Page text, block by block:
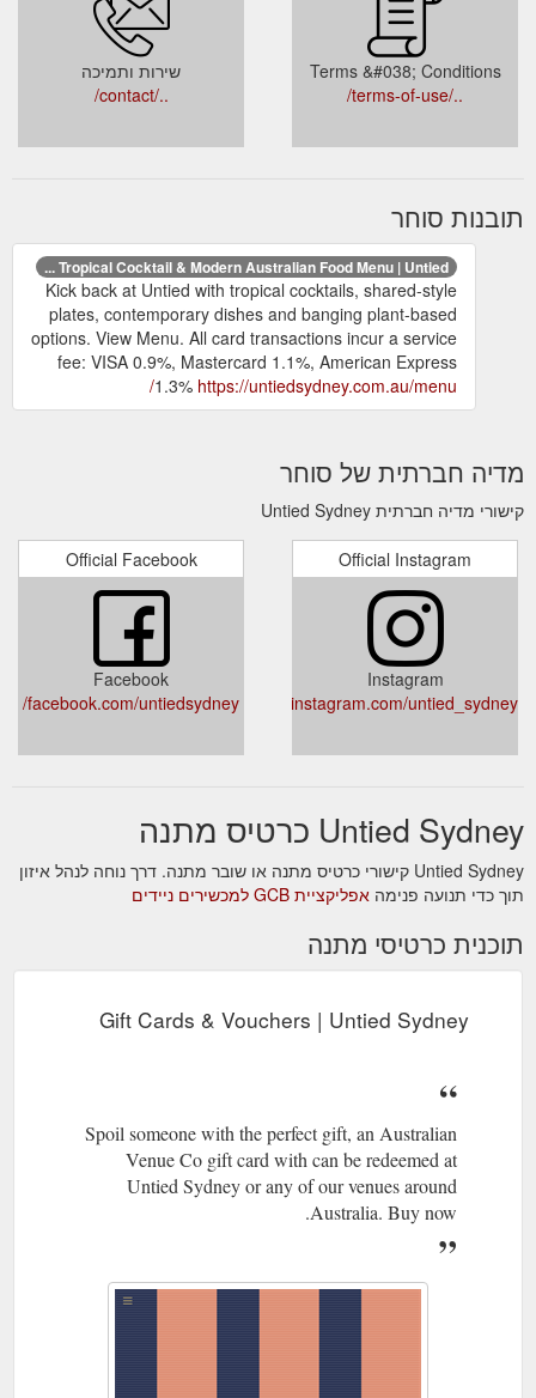
שירות ותמיכה
../contact/
Terms &#038; Conditions
../terms-of-use/
תובנות סוחר
Tropical Cocktail & Modern Australian Food Menu | Untied ...
Kick back at Untied with tropical cocktails, shared-style
plates, contemporary dishes and banging plant-based
options. View Menu. All card transactions incur a service
fee: VISA 0.9%, Mastercard 1.1%, American Express
1.3%https://untiedsydney.com.au/menu/
מדיה חברתית של סוחר
קישורי מדיה חברתית Untied Sydney
Official Facebook
Facebook
facebook.com/untiedsydney/
Official Instagram
Instagram
instagram.com/untied_sydney/
Untied Sydney כרטיס מתנה
Untied Sydney קישורי כרטיס מתנה או שובר מתנה. דרך נוחה לנהל איזון
תוך כדי תנועה פנימה אפליקציית GCB למכשירים ניידים
תוכנית כרטיסי מתנה
Gift Cards & Vouchers | Untied Sydney
Spoil someone with the perfect gift, an Australian
Venue Co gift card with can be redeemed at
Untied Sydney or any of our venues around
Australia. Buy now.